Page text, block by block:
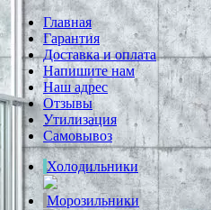
Главная
Гарантия
Доставка и оплата
Напишите нам
Наш адрес
Отзывы
Утилизация
Самовывоз
Холодильники
Морозильники